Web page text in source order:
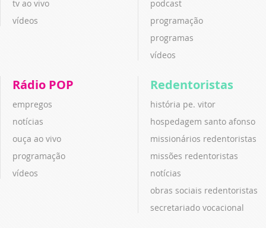
tv ao vivo
vídeos
podcast
programação
programas
vídeos
Rádio POP
empregos
notícias
ouça ao vivo
programação
vídeos
Redentoristas
história pe. vitor
hospedagem santo afonso
missionários redentoristas
missões redentoristas
notícias
obras sociais redentoristas
secretariado vocacional